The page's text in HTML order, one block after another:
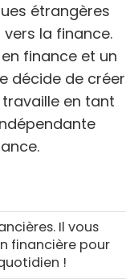
étrangères
la finance.
finance et un
décide de créer
en tant
Il vous
financière pour
!